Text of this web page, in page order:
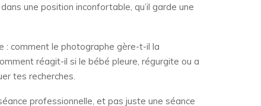
une position inconfortable, qu’il garde une
: comment le photographe gère-t-il la
réagit-il si le bébé pleure, régurgite ou a
tes recherches.
professionnelle, et pas juste une séance